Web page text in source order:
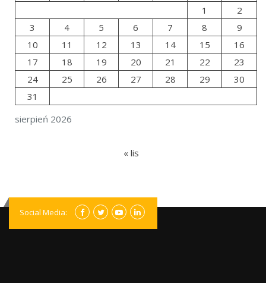
sierpień 2026
1
2
3
4 5 6 7 8
9
10
11 12 13 14 15
16
17
18 19 20 21 22
23
24
25 26 27 28 29
30
31
« lis
Social Media: